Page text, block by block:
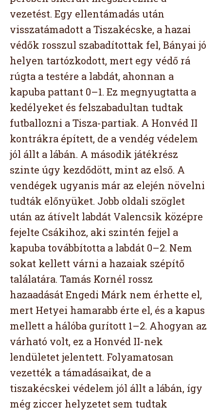
vezetést. Egy ellentámadás után
visszatámadott a Tiszakécske, a hazai
védők rosszul szabadítottak fel, Bányai jó
helyen tartózkodott, mert egy védő rá
rúgta a testére a labdát, ahonnan a
kapuba pattant 0–1. Ez megnyugtatta a
kedélyeket és felszabadultan tudtak
futballozni a Tisza-partiak. A Honvéd II
kontrákra épített, de a vendég védelem
jól állt a lábán. A második játékrész
szinte úgy kezdődött, mint az első. A
vendégek ugyanis már az elején növelni
tudták előnyüket. Jobb oldali szöglet
után az átívelt labdát Valencsik középre
fejelte Csákihoz, aki szintén fejjel a
kapuba továbbította a labdát 0–2. Nem
sokat kellett várni a hazaiak szépítő
találatára. Tamás Kornél rossz
hazaadását Engedi Márk nem érhette el,
mert Hetyei hamarabb érte el, és a kapus
mellett a hálóba gurított 1–2. Ahogyan az
várható volt, ez a Honvéd II-nek
lendületet jelentett. Folyamatosan
vezették a támadásaikat, de a
tiszakécskei védelem jól állt a lábán, így
még ziccer helyzetet sem tudtak